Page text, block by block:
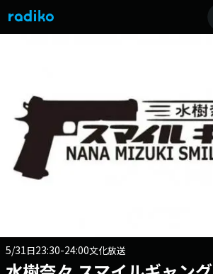
5/31 日23:30-24:00文化放送